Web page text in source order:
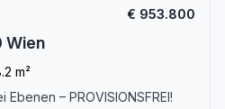
€ 953.800
Wien
m²
– PROVISIONSFREI!